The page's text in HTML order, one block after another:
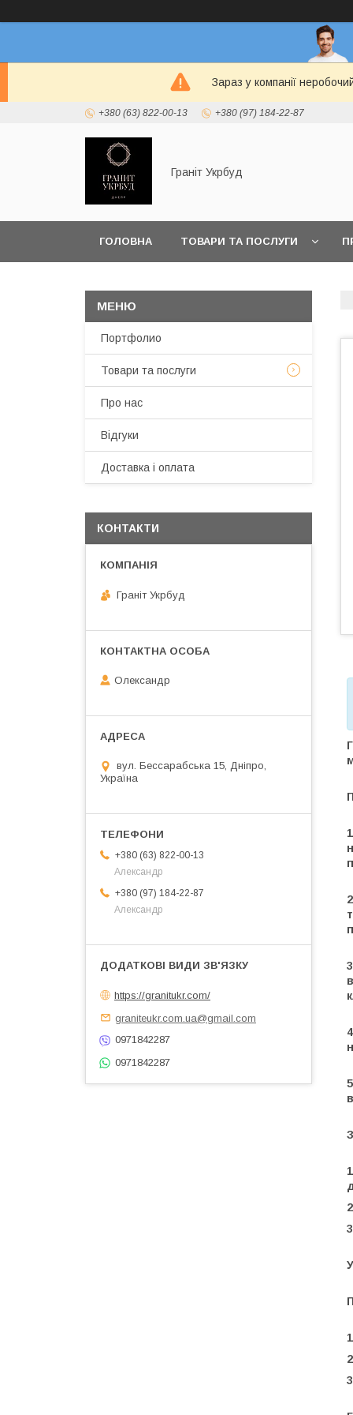
Зараз у компанії
+380 (63) 822-00-13 +380 (97) 184-22-87
Граніт Укрбуд
ГОЛОВНА ТОВАРИ ТА ПОСЛУГИ
Портфолио
Товари та послуги
Про нас
Відгуки
Доставка і оплата
КОНТАКТИ
Граніт Укрбуд
Олександр
вул. Бессарабська 15, Дніпро,
Україна
+380 (63) 822-00-13
Александр
+380 (97) 184-22-87
Александр
https://granitukr.com/
graniteukr.com.ua@gmail.com
0971842287
0971842287